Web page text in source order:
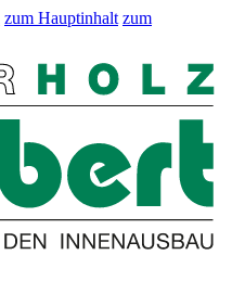
zum Hauptinhalt zum